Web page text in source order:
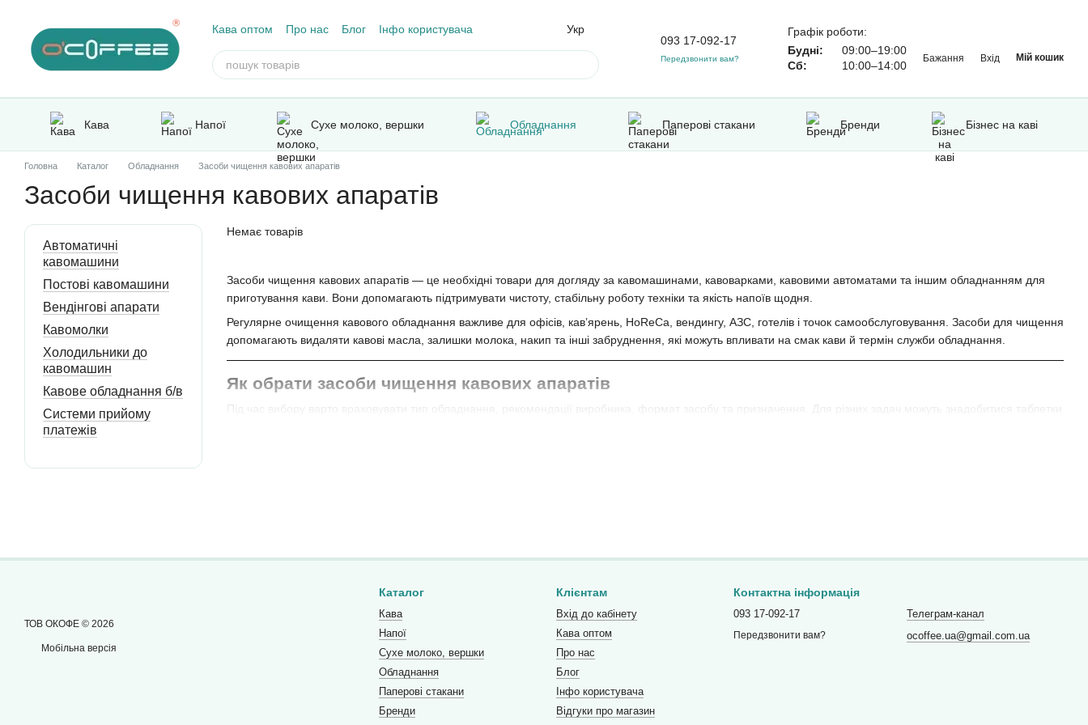
Кава оптом
Про нас Блог
Інфо користувача
Укр
093 17-092-17
Передзвонити вам?
Графік роботи:
Будні:
09:00–19:00
Сб:
10:00–14:00
Бажання Вхід Мій кошик
Кава Напої Сухе молоко, вершки Обладнання Паперові стакани Бренди Бізнес на каві
Головна Каталог Обладнання Засоби чищення кавових апаратів
Засоби чищення кавових апаратів
Засоби чищення кавових апаратів — це необхідні товари для догляду за кавомашинами, кавоварками, кавовими автоматами та іншим обладнанням для
приготування кави. Вони допомагають підтримувати чистоту, стабільну роботу техніки та якість напоїв щодня.
Регулярне очищення кавового обладнання важливе для офісів, кав’ярень, HoReCa, вендингу, АЗС, готелів і точок самообслуговування. Засоби для чищення
допомагають видаляти кавові масла, залишки молока, накип та інші забруднення, які можуть впливати на смак кави й термін служби обладнання.
Як обрати засоби чищення кавових апаратів
Під час вибору варто враховувати тип обладнання, рекомендації виробника, формат засобу та призначення. Для різних задач можуть знадобитися таблетки
Полтаву, Черкаси та інші міста.
ocoffee.ua@gmail.com.ua
Немає товарів
Автоматичні
кавомашини
Постові кавомашини
Вендінгові апарати
Кавомолки
Холодильники до
кавомашин
Кавове обладнання б/в
Системи прийому
платежів
ТОВ ОКОФЕ © 2026
Мобільна версія
Каталог
Кава
Напої
Сухе молоко, вершки
Обладнання
Паперові стакани
Бренди
Клієнтам
Вхід до кабінету
Кава оптом
Про нас
Блог
Інфо користувача
Відгуки про магазин
Контактна інформація
093 17-092-17
Передзвонити вам?
Телеграм-канал
ocoffee.ua@gmail.com.ua